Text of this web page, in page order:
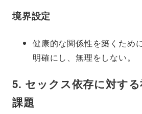
境界設定
健康的な関係性を築くため
明確にし、無理をしない。
5. セックス依存に対する
課題